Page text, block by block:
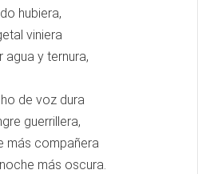
hubiera,
viniera
agua y ternura,
de voz dura
guerrillera,
más compañera
más oscura.